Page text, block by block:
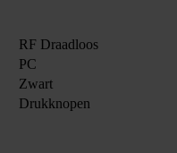
RF Draadloos
PC
Zwart
Drukknopen